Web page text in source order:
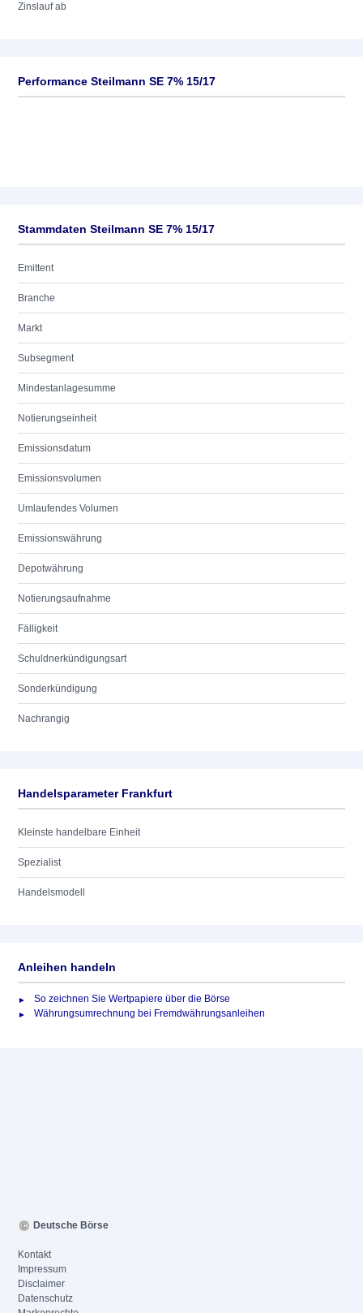
Zinslauf ab
Performance Steilmann SE 7% 15/17
Stammdaten Steilmann SE 7% 15/17
Emittent
Branche
Markt
Subsegment
Mindestanlagesumme
Notierungseinheit
Emissionsdatum
Emissionsvolumen
Umlaufendes Volumen
Emissionswährung
Depotwährung
Notierungsaufnahme
Fälligkeit
Schuldnerkündigungsart
Sonderkündigung
Nachrangig
Handelsparameter Frankfurt
Kleinste handelbare Einheit
Spezialist
Handelsmodell
Anleihen handeln
So zeichnen Sie Wertpapiere über die Börse
Währungsumrechnung bei Fremdwährungsanleihen
Deutsche Börse
Kontakt
Impressum
Disclaimer
Datenschutz